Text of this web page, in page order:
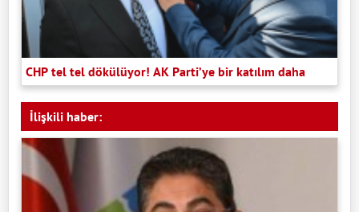
CHP tel tel dökülüyor! AK Parti’ye bir katılım daha
İlişkili haber: